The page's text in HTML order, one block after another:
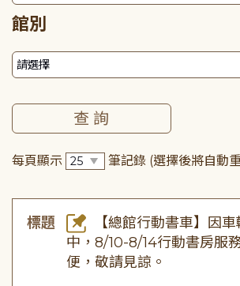
館別
每頁顯示 筆記錄 (選擇後將自動
標題
【總館行動書車】因
中，8/10-8/14行動書房服
便，敬請見諒。